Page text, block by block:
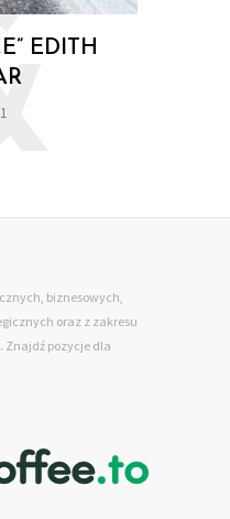
EDITH
biznesowych,
oraz z zakresu
pozycje dla